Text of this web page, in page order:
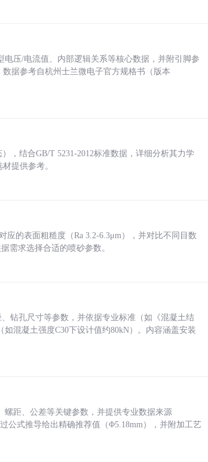
压/电流值、内部逻辑关系等核心数据，并附引脚参
据参考自杭州士兰微电子官方规格书（版本
，结合GB/T 5231-2012标准数据，详细分析其力学
提供参考。
的表面粗糙度（Ra 3.2-6.3μm），并对比不同目数
需求选择合适的喷砂参数。
钻孔尺寸等参数，并依据专业标准（如《混凝土结
混凝土强度C30下设计值约80kN）。内容涵盖安装
螺距、公差等关键参数，并提供专业数据来源
公式推导给出精确推荐值（Φ5.18mm），并附加工艺